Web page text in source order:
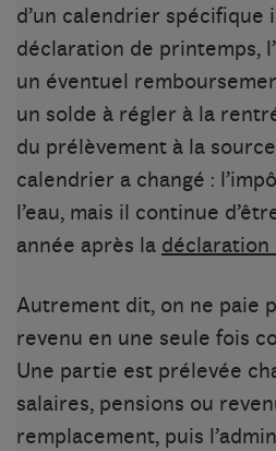
d’un calendrier spécifique
déclaration de printemps,
un éventuel
un solde à régler à la
du prélèvement à la
calendrier a changé :
l’eau, mais il continue
année après la déclaration
Autrement dit, on ne paie
revenu en une seule fois
Une partie est prélevée
salaires, pensions ou
remplacement, puis